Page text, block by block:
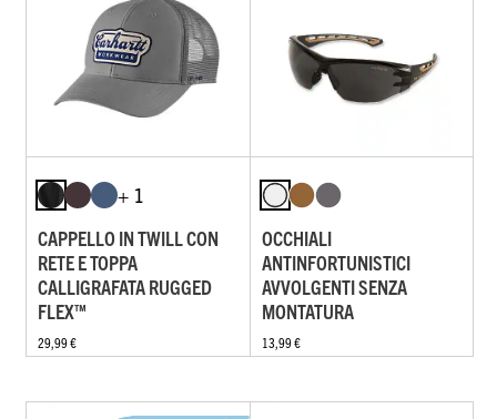
+ 1
CAPPELLO IN TWILL CON
RETE E TOPPA
CALLIGRAFATA RUGGED
FLEX™
29,99 €
OCCHIALI
ANTINFORTUNISTICI
AVVOLGENTI SENZA
MONTATURA
13,99 €